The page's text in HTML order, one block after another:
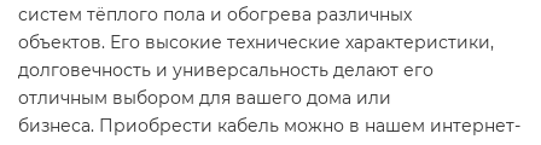
систем тёплого пола и обогрева различных
объектов. Его высокие технические характеристики,
долговечность и универсальность делают его
отличным выбором для вашего дома или
бизнеса. Приобрести кабель можно в нашем интернет-